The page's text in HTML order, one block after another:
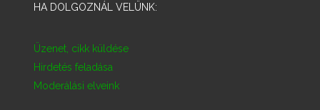
HA DOLGOZNÁL VELÜNK:
Üzenet, cikk küldése
Hirdetés feladása
Moderálási elveink